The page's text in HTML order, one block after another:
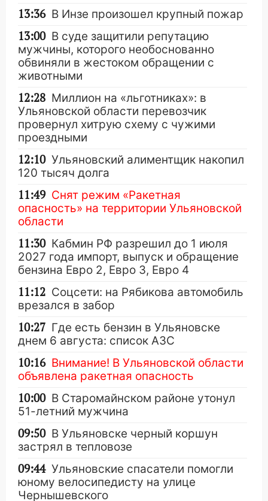
13:36 В Инзе произошел крупный пожар
13:00 В суде защитили репутацию
мужчины, которого необоснованно
обвиняли в жестоком обращении с
животными
12:28 Миллион на «льготниках»: в
Ульяновской области перевозчик
провернул хитрую схему с чужими
проездными
12:10 Ульяновский алиментщик накопил
120 тысяч долга
11:49 Снят режим «Ракетная
опасность» на территории Ульяновской
области
11:30 Кабмин РФ разрешил до 1 июля
2027 года импорт, выпуск и обращение
бензина Евро 2, Евро 3, Евро 4
11:12 Соцсети: на Рябикова автомобиль
врезался в забор
10:27 Где есть бензин в Ульяновске
днем 6 августа: список АЗС
10:16 Внимание! В Ульяновской области
объявлена ракетная опасность
10:00 В Старомайнском районе утонул
51-летний мужчина
09:50 В Ульяновске черный коршун
застрял в тепловозе
09:44 Ульяновские спасатели помогли
юному велосипедисту на улице
Чернышевского